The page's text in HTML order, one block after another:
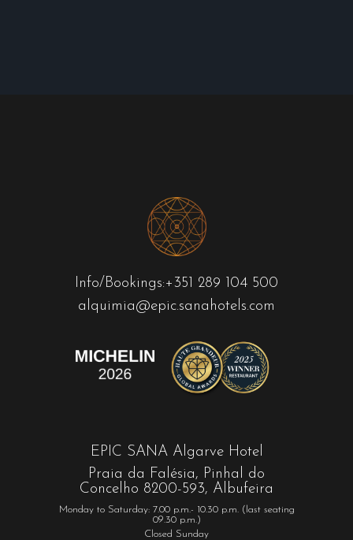
Info/Bookings:+351 289 104 500
alquimia@epic.sanahotels.com
EPIC SANA Algarve Hotel
Praia da Falésia, Pinhal do
Concelho 8200-593, Albufeira
Monday to Saturday: 7.00 p.m.- 10.30 p.m. (last seating
09.30 p.m.)
Closed Sunday